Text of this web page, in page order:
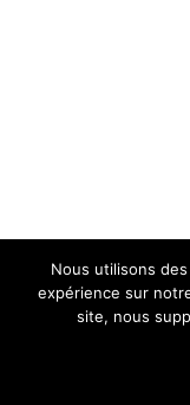
Nous utilisons
expérience sur
site, nous